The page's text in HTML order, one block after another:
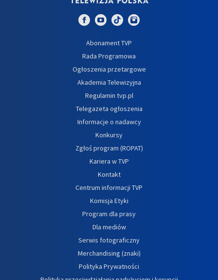
Abonament TVP
Rada Programowa
Ogłoszenia przetargowe
Akademia Telewizyjna
Regulamin tvp.pl
Telegazeta ogłoszenia
Informacje o nadawcy
Konkursy
Zgłoś program (ROPAT)
Kariera w TVP
Kontakt
Centrum informacji TVP
Komisja Etyki
Program dla prasy
Dla mediów
Serwis fotograficzny
Merchandising (znaki)
Polityka Prywatności